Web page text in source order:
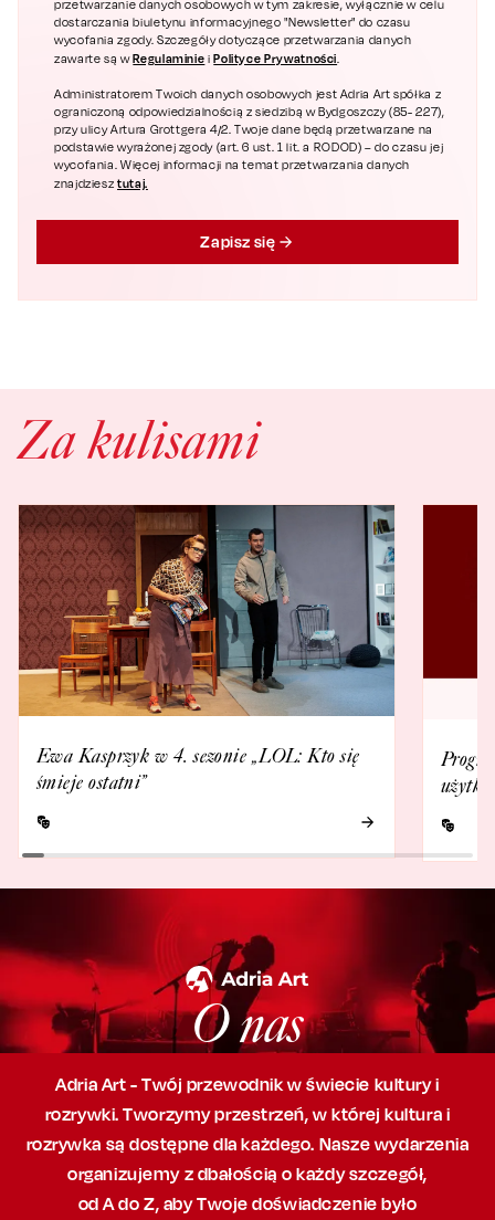
przetwarzanie danych osobowych w tym zakresie, wyłącznie w celu
dostarczania biuletynu informacyjnego "Newsletter" do czasu
wycofania zgody. Szczegóły dotyczące przetwarzania danych
zawarte są wRegulaminie i Polityce Prywatności.
Administratorem Twoich danych osobowych jest Adria Art spółka z
ograniczoną odpowiedzialnością z siedzibą w Bydgoszczy (85- 227),
przy ulicy Artura Grottgera 4/2. Twoje dane będą przetwarzane na
podstawie wyrażonej zgody (art. 6 ust. 1 lit. a RODOD) – do czasu jej
wycofania. Więcej informacji na temat przetwarzania danych
znajdziesztutaj.
Zapisz się
Za kulisami
Ewa Kasprzyk w 4. sezonie „LOL: Kto się
śmieje ostatni”
O nas
Adria Art - Twój przewodnik w świecie kultury i
rozrywki. Tworzymy przestrzeń,w której kultura i
rozrywka są dostępne dla każdego. Nasze wydarzenia
organizujemy z dbałością o każdy szczegół,
od A do Z, abyTwoje doświadczenie było